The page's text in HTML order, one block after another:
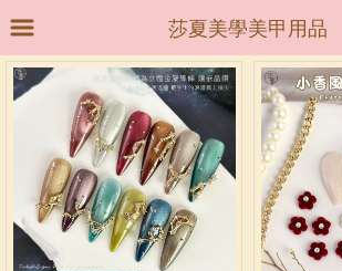
莎夏美學美甲用品
上架時間 銷售件數 銷售價格
樣式尺寸篩選
全部樣式 1#白色平底鑽 10#紅色平底鑽